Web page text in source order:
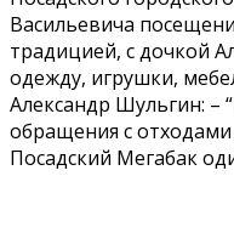
Васильевича
традицией, с дочкой
одежду, игрушки,
Александр Шульгин: –
обращения с отходами
Посадский Мегабак